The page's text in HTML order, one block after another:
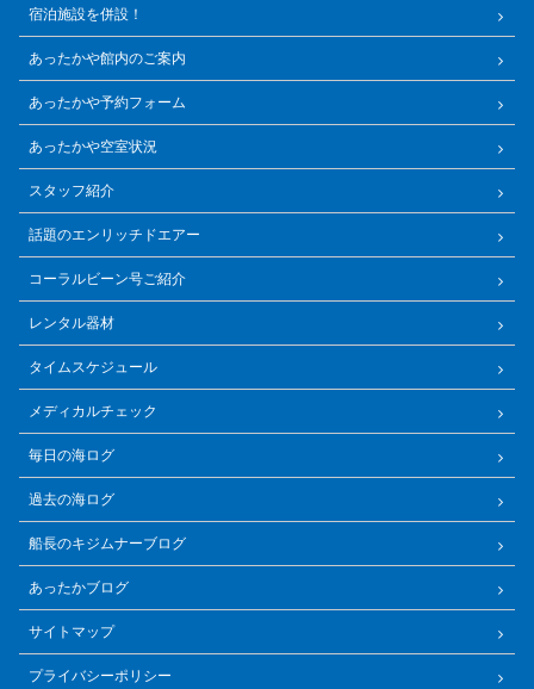
宿泊施設を併設！
あったかや館内のご案内
あったかや予約フォーム
あったかや空室状況
スタッフ紹介
話題のエンリッチドエアー
コーラルビーン号ご紹介
レンタル器材
タイムスケジュール
メディカルチェック
毎日の海ログ
過去の海ログ
船長のキジムナーブログ
あったかブログ
サイトマップ
プライバシーポリシー